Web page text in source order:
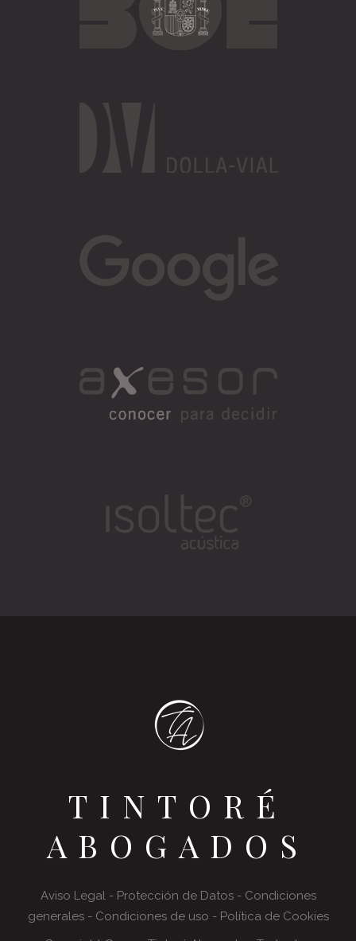
TINTORÉ
ABOGADOS
Aviso Legal- Protección de Datos- Condiciones
generales- Condiciones de uso - Política de Cookies